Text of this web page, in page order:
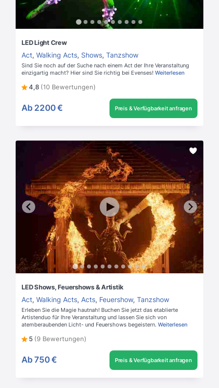
LED Light Crew
Act, Walking Acts, Shows, Tanzshow
Sind Sie noch auf der Suche nach einem Act der Ihre Veranstaltung
einzigartig macht? Hier sind Sie richtig bei Evenses! Weiterlesen
4,8 (10 Bewertungen)
Ab 2200 € Preis & Verfügbarkeit anfragen
LED Shows, Feuershows & Artistik
Act, Walking Acts, Acts, Feuershow, Tanzshow
Erleben Sie die Magie hautnah! Buchen Sie jetzt das etablierte
Artistenduo für Ihre Veranstaltung und lassen Sie sich von
atemberaubenden Licht- und Feuershows begeistern. Weiterlesen
5 (9 Bewertungen)
Ab 750 € Preis & Verfügbarkeit anfragen